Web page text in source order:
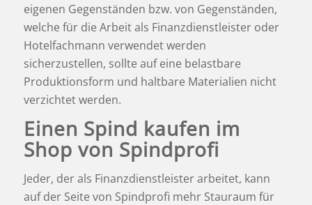
eigenen Gegenständen bzw. von Gegenständen,
welche für die Arbeit als Finanzdienstleister oder
Hotelfachmann verwendet werden
sicherzustellen, sollte auf eine belastbare
Produktionsform und haltbare Materialien nicht
verzichtet werden.
Einen Spind kaufen im
Shop von Spindprofi
Jeder, der als Finanzdienstleister arbeitet, kann
auf der Seite von Spindprofi mehr Stauraum für